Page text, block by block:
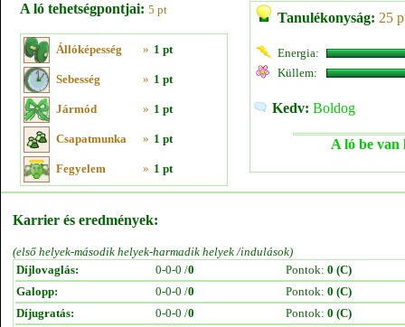
A ló tehetségpontjai: 5 pt
Állóképesség » 1 pt
Sebesség » 1 pt
Jármód » 1 pt
Csapatmunka » 1 pt
Fegyelem » 1 pt
Tanulékonyság: 25
Energia:
Küllem:
Kedv: Boldog
A ló be van
Karrier és eredmények:
(első helyek-második helyek-harmadik helyek /indulások)
Díjlovaglás:
0-0-0 /0 Pontok: 0 (C)
Galopp:
0-0-0 /0 Pontok: 0 (C)
Díjugratás:
0-0-0 /0 Pontok: 0 (C)